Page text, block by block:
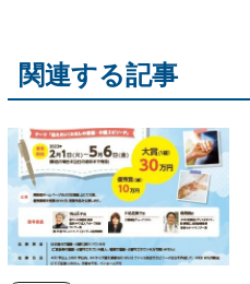
関連する記事